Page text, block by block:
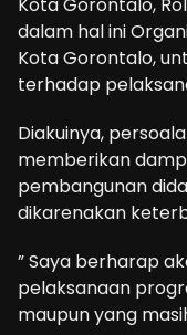
Kota Gorontalo,
dalam hal ini
Kota Gorontalo,
terhadap
Diakuinya,
memberikan
pembangunan
dikarenakan
” Saya berharap
pelaksanaan
maupun yang